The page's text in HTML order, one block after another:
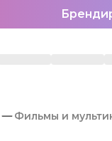
Фильмы и